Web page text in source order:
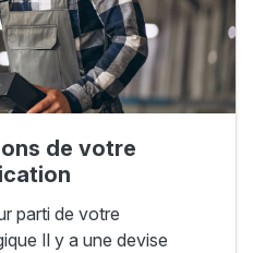
de votre
parti de votre
Il y a une devise